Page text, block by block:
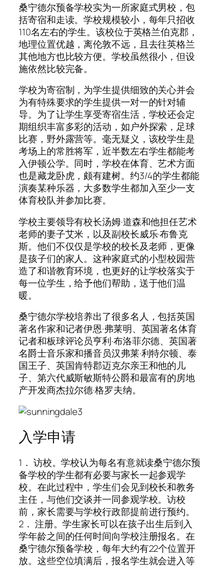
桑宁德尔预备学校实为一所家庭式男校，包
括寄宿和走读。学校规模较小，每年只招收
110名左右的学生。该校位于英格兰伯克郡，
地理位置优越，离伦敦不远，且去往英格兰
其他地方也比较方便。学校虽然很小，但设
施依然比较完备。
学校为寄宿制，为学生提供细致的关心并会
为有特殊要求的学生提供一对一的针对辅
导。为了让学生享受寄宿生活，学校还会定
期组织丰富多彩的活动，如户外探索，足球
比赛，野外露营等。毫无疑义，该校学生是
考场上的常胜将军，近半数左右学生都能考
入伊顿公学。同时，学校在体育、艺术方面
也是藏龙卧虎，颇有建树。约3/4的学生都能
演奏某种乐器，大多数学生都加入至少一支
体育校队并参加比赛。
学校主要领导有校长汤姆·道森和他担任艺术
老师的妻子艾米，以及副校长威乐·布鲁克
斯。他们不仅仅是学校的校长及老师，更像
是孩子们的家人。这种家庭式的小型校园营
造了和谐教育环境，也更好的让学校落实于
每一位学生，给予他们帮助，送于他们温
暖。
桑宁德尔学校培养出了很多名人，包括英国
著名作家和记者伊恩·弗莱明、英国著名体育
记者和板球评论员亨利·布洛菲尔德、英国著
名爵士音乐家和播音员汉弗莱·利特尔顿、泰
国王子、英国肯特郡迈克尔亲王和他的儿
子、第六代威斯敏斯特公爵和最富有的房地
产开发商杰拉尔德·格罗夫纳。
入学申请
1． 访校。学校认为每名有意就读桑宁德尔预
备学校的学生都有必要与家长一起参观学
校。在此过程中，学生们会见到校长和教务
主任，与他们交谈并一同参观学校。访校
前，家长需要与学校行政部提前进行预约。
2． 注册。学生家长可以在孩子出生后到入
学年龄之间的任何时间向学校注册报名。在
桑宁德尔预备学校，每年大约有22个位置开
放。这些空位填满后，报名学生就会进入等